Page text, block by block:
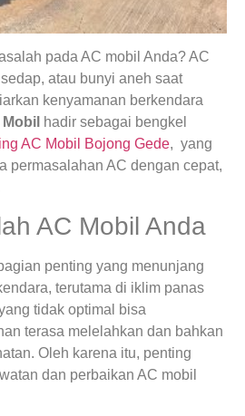
pada AC mobil Anda? AC
atau bunyi aneh saat
kenyamanan berkendara
hadir sebagai bengkel
AC Mobil Bojong Gede, yang
permasalahan AC dengan cepat,
AC Mobil Anda
penting yang menunjang
terutama di iklim panas
tidak optimal bisa
terasa melelahkan dan bahkan
Oleh karena itu, penting
dan perbaikan AC mobil